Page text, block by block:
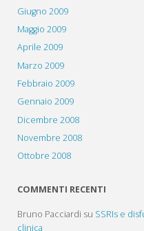
Giugno 2009
Maggio 2009
Aprile 2009
Marzo 2009
Febbraio 2009
Gennaio 2009
Dicembre 2008
Novembre 2008
Ottobre 2008
COMMENTI RECENTI
Bruno Pacciardi su SSRIs e
clinica